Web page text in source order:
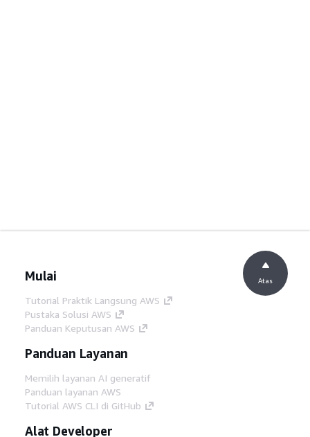
Mulai
Tutorial Praktik Langsung AWS
Pustaka Solusi AWS
Panduan Keputusan AWS
Panduan Layanan
Memilih layanan AI generatif
Panduan layanan AWS
Tutorial AWS CLI di GitHub
Alat Developer
Atas